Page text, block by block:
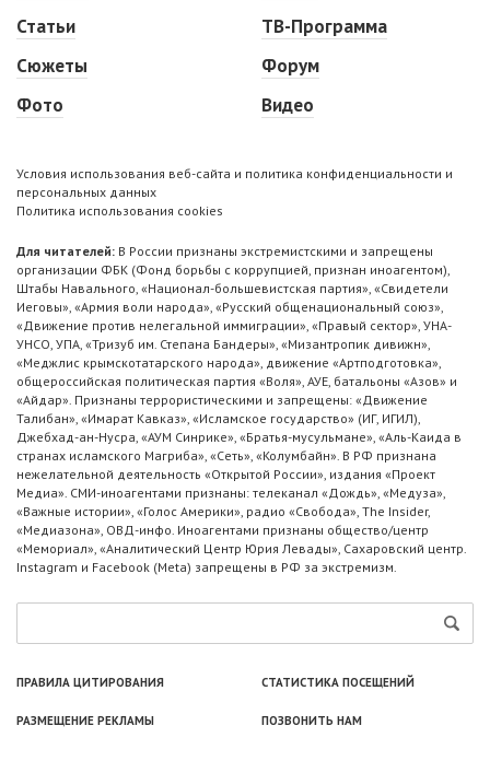
Статьи
Сюжеты
Фото
ТВ-Программа
Форум
Видео
Условия использования веб-сайта и политика конфиденциальности и
персональных данных
Политика использования cookies
Для читателей: В России признаны экстремистскими и запрещены
организации ФБК (Фонд борьбы с коррупцией, признан иноагентом),
Штабы Навального, «Национал-большевистская партия», «Свидетели
Иеговы», «Армия воли народа», «Русский общенациональный союз»,
«Движение против нелегальной иммиграции», «Правый сектор», УНА-
УНСО, УПА, «Тризуб им. Степана Бандеры», «Мизантропик дивижн»,
«Меджлис крымскотатарского народа», движение «Артподготовка»,
общероссийская политическая партия «Воля», АУЕ, батальоны «Азов» и
«Айдар». Признаны террористическими и запрещены: «Движение
Талибан», «Имарат Кавказ», «Исламское государство» (ИГ, ИГИЛ),
Джебхад-ан-Нусра, «АУМ Синрике», «Братья-мусульмане», «Аль-Каида в
странах исламского Магриба», «Сеть», «Колумбайн». В РФ признана
нежелательной деятельность «Открытой России», издания «Проект
Медиа». СМИ-иноагентами признаны: телеканал «Дождь», «Медуза»,
«Важные истории», «Голос Америки», радио «Свобода», The Insider,
«Медиазона», ОВД-инфо. Иноагентами признаны общество/центр
«Мемориал», «Аналитический Центр Юрия Левады», Сахаровский центр.
Instagram и Facebook (Metа) запрещены в РФ за экстремизм.
ПРАВИЛА ЦИТИРОВАНИЯ СТАТИСТИКА ПОСЕЩЕНИЙ
РАЗМЕЩЕНИЕ РЕКЛАМЫ ПОЗВОНИТЬ НАМ